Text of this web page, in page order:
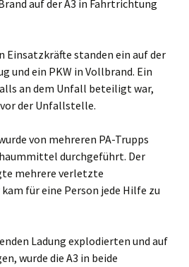
auf der A3 in Fahrtrichtung
Einsatzkräfte standen ein auf der
und ein PKW in Vollbrand. Ein
an dem Unfall beteiligt war,
der Unfallstelle.
von mehreren PA-Trupps
durchgeführt. Der
mehrere verletzte
für eine Person jede Hilfe zu
Ladung explodierten und auf
wurde die A3 in beide